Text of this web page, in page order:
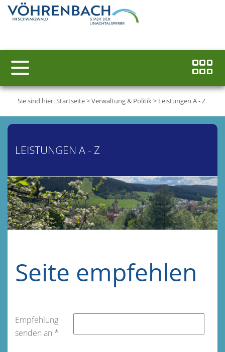
Sie sind hier:Startseite>Verwaltung & Politik> Leistungen A - Z
LEISTUNGEN A - Z
Seite empfehlen
Empfehlung
senden an *